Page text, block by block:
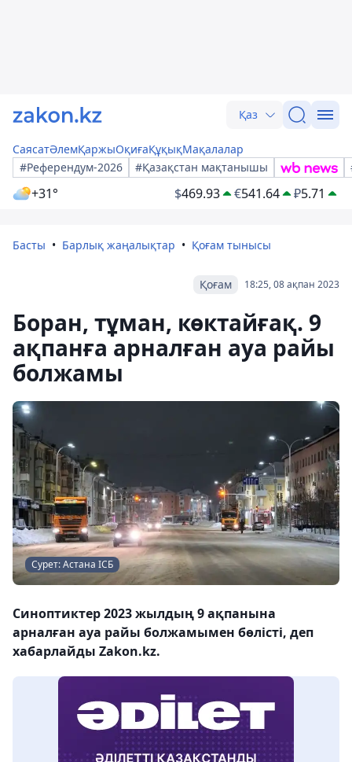
Қаз
СаясатӘлемҚаржыОқиғаҚұқықМақалалар
#Референдум-2026
#Қазақстан мақтанышы
+31° $469.93 €541.64 ₽5.71
Басты Барлық жаңалықтар Қоғам тынысы
18:25, 08 ақпан 2023
Қоғам
Боран, тұман, көктайғақ. 9
ақпанға арналған ауа райы
болжамы
Сурет: Астана ІСБ
Синоптиктер 2023 жылдың 9 ақпанына
арналған ауа райы болжамымен бөлісті, деп
хабарлайды Zakon.kz.